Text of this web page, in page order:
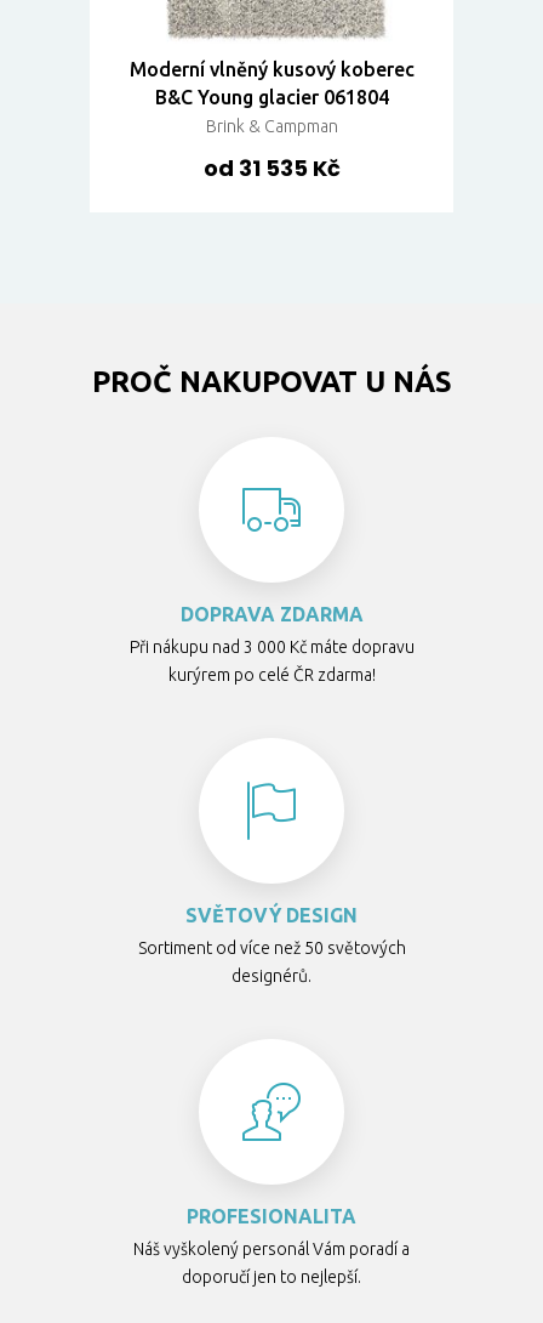
Moderní vlněný kusový koberec
B&C Young glacier 061804
Brink & Campman
od 31 535 Kč
PROČ NAKUPOVAT U NÁS
DOPRAVA ZDARMA
Při nákupu nad 3 000 Kč máte dopravu
kurýrem po celé ČR zdarma!
SVĚTOVÝ DESIGN
Sortiment od více než 50 světových
designérů.
PROFESIONALITA
Náš vyškolený personál Vám poradí a
doporučí jen to nejlepší.